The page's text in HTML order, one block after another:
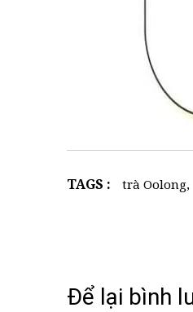
TAGS : trà Oolong,
Để lại bình